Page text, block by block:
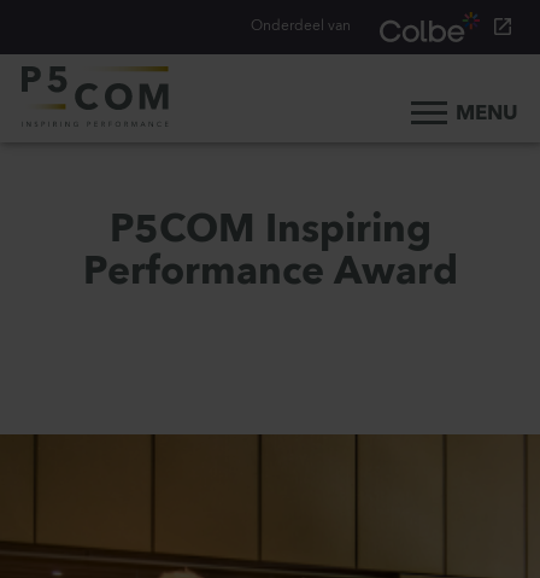
Onderdeel van
MENU
Contact
P5COM Inspiring
Performance Award